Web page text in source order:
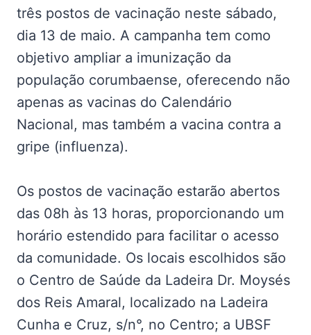
três postos de vacinação neste sábado,
dia 13 de maio. A campanha tem como
objetivo ampliar a imunização da
população corumbaense, oferecendo não
apenas as vacinas do Calendário
Nacional, mas também a vacina contra a
gripe (influenza).
Os postos de vacinação estarão abertos
das 08h às 13 horas, proporcionando um
horário estendido para facilitar o acesso
da comunidade. Os locais escolhidos são
o Centro de Saúde da Ladeira Dr. Moysés
dos Reis Amaral, localizado na Ladeira
Cunha e Cruz, s/n°, no Centro; a UBSF